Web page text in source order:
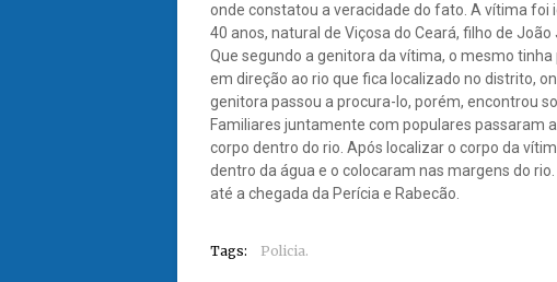
onde constatou a veracidade do fato. A vítima foi
40 anos, natural de Viçosa do Ceará, filho de
Que segundo a genitora da vítima, o mesmo
em direção ao rio que fica localizado no distrito,
genitora passou a procura-lo, porém, encontrou
Familiares juntamente com populares passaram
corpo dentro do rio. Após localizar o corpo da
dentro da água e o colocaram nas margens do
até a chegada da Perícia e Rabecão.
Tags: Policia.